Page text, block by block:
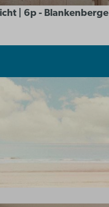
| 6p - Blankenberge